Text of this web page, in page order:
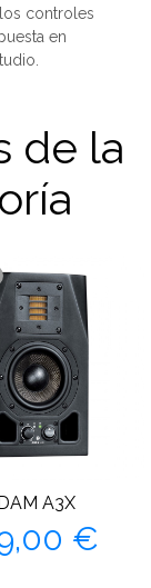
controles
en
de la
A3X
€